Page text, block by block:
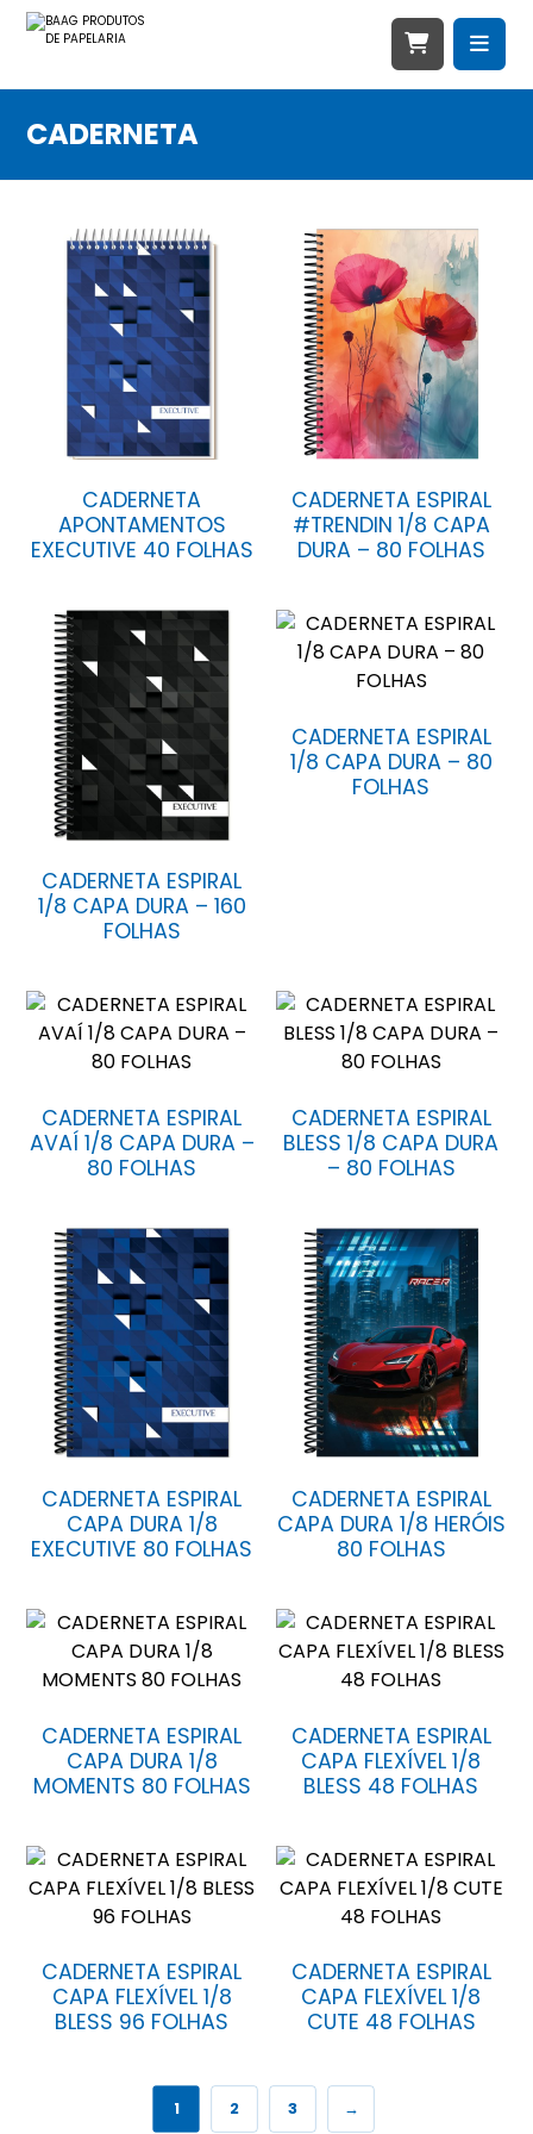
CADERNETA
CADERNETA
APONTAMENTOS
EXECUTIVE 40 FOLHAS
CADERNETA ESPIRAL
#TRENDIN 1/8 CAPA
DURA – 80 FOLHAS
CADERNETA ESPIRAL
1/8 CAPA DURA – 160
FOLHAS
CADERNETA ESPIRAL
1/8 CAPA DURA – 80
FOLHAS
CADERNETA ESPIRAL
AVAÍ 1/8 CAPA DURA –
80 FOLHAS
CADERNETA ESPIRAL
BLESS 1/8 CAPA DURA
– 80 FOLHAS
CADERNETA ESPIRAL
CAPA DURA 1/8
EXECUTIVE 80 FOLHAS
CADERNETA ESPIRAL
CAPA DURA 1/8 HERÓIS
80 FOLHAS
CADERNETA ESPIRAL
CAPA DURA 1/8
MOMENTS 80 FOLHAS
CADERNETA ESPIRAL
CAPA FLEXÍVEL 1/8
BLESS 48 FOLHAS
CADERNETA ESPIRAL
CAPA FLEXÍVEL 1/8
BLESS 96 FOLHAS
CADERNETA ESPIRAL
CAPA FLEXÍVEL 1/8
CUTE 48 FOLHAS
1 2 3 →